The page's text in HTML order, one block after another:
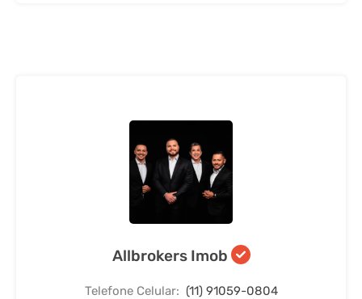
Allbrokers Imob
Telefone Celular: (11) 91059-0804